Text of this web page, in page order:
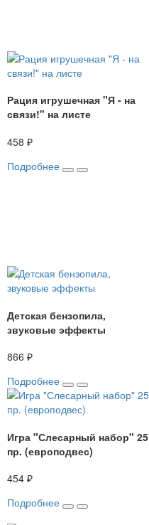
Рация игрушечная "Я - на
связи!" на листе
458 ₽
Подробнее
Детская бензопила,
звуковые эффекты
866 ₽
Подробнее
Игра "Слесарный набор" 25
пр. (европодвес)
454 ₽
Подробнее